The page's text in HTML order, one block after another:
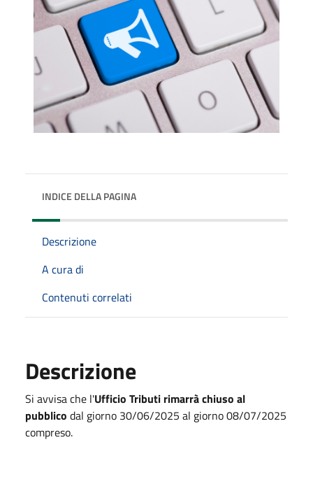
INDICE DELLA PAGINA
Descrizione
A cura di
Contenuti correlati
Descrizione
Si avvisa che l'Ufficio Tributi rimarrà chiuso al
pubblico dal giorno 30/06/2025 al giorno 08/07/2025
compreso.